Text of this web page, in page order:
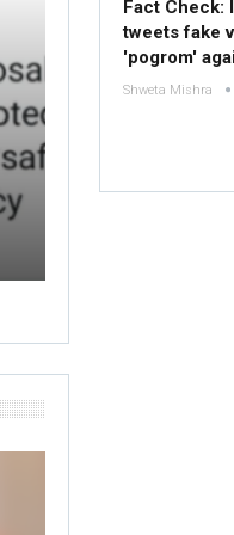
Fact Check:
tweets fake
'pogrom'
Shweta Mishra
Fact Check: